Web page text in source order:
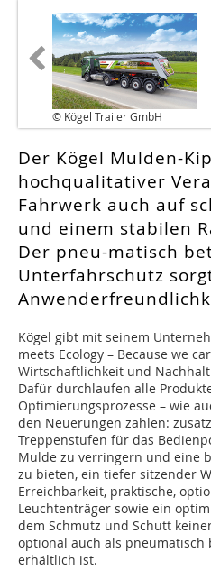
© Kögel Trailer GmbH
Der Kögel Mulden-
hochqualitativer
Fahrwerk auch auf
und einem stabilen
Der pneu-matisch
Unterfahrschutz
Kögel gibt mit seinem
meets Ecology – Because we
Wirtschaftlichkeit und
Dafür durchlaufen alle
Optimierungsprozesse – wie
den Neuerungen zählen:
Treppenstufen für das
Mulde zu verringern und eine
zu bieten, ein tiefer sitzender
Erreichbarkeit, praktische,
Leuchtenträger sowie ein
dem Schmutz und Schutt
optional auch als
erhältlich ist.